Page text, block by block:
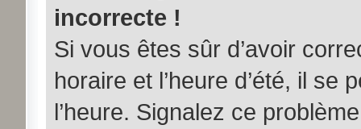
incorrecte !
Si vous êtes sûr d’avoir
horaire et l’heure d’été, il se
l’heure. Signalez ce